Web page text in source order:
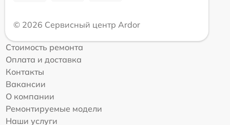
© 2026 Сервисный центр Ardor
Стоимость ремонта
Оплата и доставка
Контакты
Вакансии
О компании
Ремонтируемые модели
Наши услуги